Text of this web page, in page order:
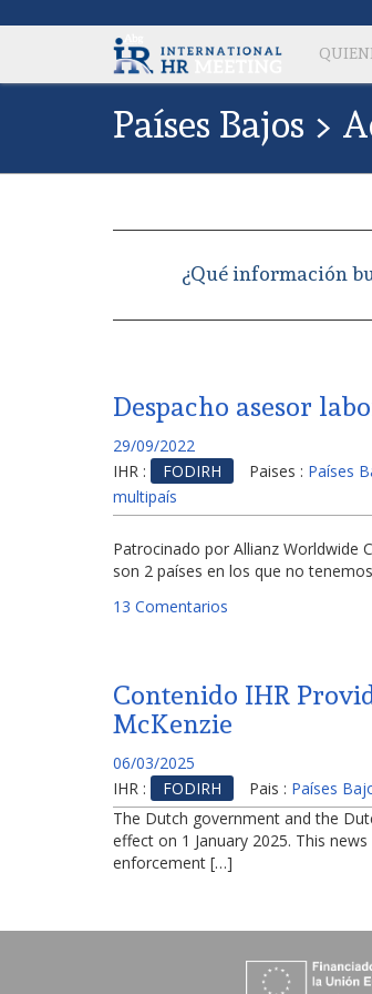
Países Bajos >
¿Qué información
Despacho asesor
29/09/2022
IHR :
FODIRH Paises : Países
multipaís
Patrocinado por Allianz Worldwide
son 2 países en los que no
13 Comentarios
Contenido IHR
McKenzie
06/03/2025
IHR :
FODIRH Pais : Países
The Dutch government and the
effect on 1 January 2025. This
enforcement […]